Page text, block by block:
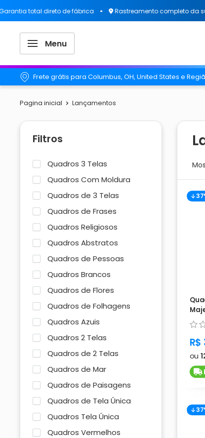
total direto de fábrica Rastreamento completo da sua
Menu
Frete grátis para Columbus, OH, United States e
Pagina inicial Lançamentos
Filtros
Quadros 3 Telas
Quadros Com Moldura
Quadros de 3 Telas
Quadros de Frases
Quadros Religiosos
Quadros Abstratos
Quadros de Pessoas
Quadros Brancos
Quadros de Flores
Quadros de Folhagens
Quadros Azuis
Quadros 2 Telas
Quadros de 2 Telas
Quadros de Mar
Quadros de Paisagens
Quadros de Tela Única
Quadros Tela Única
Quadros Vermelhos
R$
ou